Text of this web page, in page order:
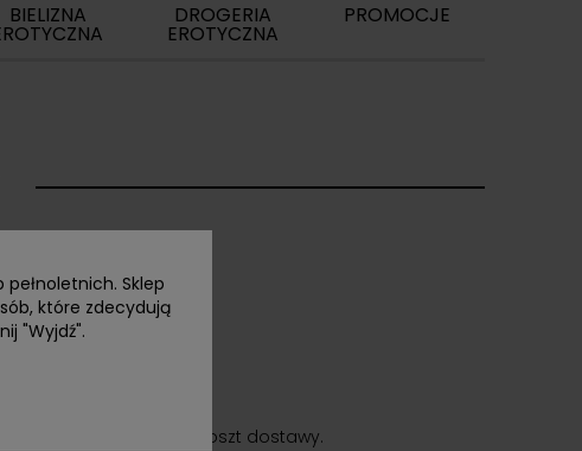
Sklep
które zdecydują
"Wyjdź".
BIELIZNA DROGERIA
EROTYCZNA
PROMOCJE
i klient ponosi jeden koszt dostawy.